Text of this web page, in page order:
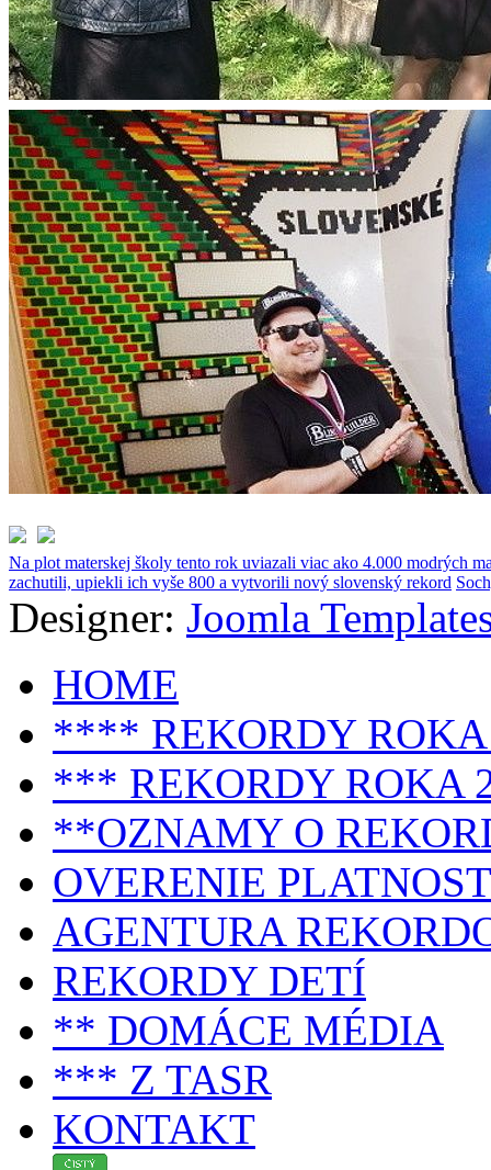
Na plot materskej školy tento rok uviazali viac ako 4.000 modrých
zachutili, upiekli ich vyše 800 a vytvorili nový slovenský rekord
Designer: Joomla
HOME
**** REKORDY ROKA
*** REKORDY ROKA
**OZNAMY O
OVERENIE
AGENTURA
REKORDY DETÍ
** DOMÁCE MÉDIA
*** Z TASR
KONTAKT